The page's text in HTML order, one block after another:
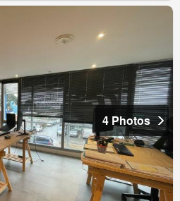
4 Photos